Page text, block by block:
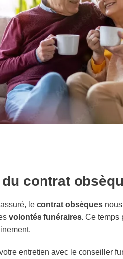
contrat
le contrat obsèques
volontés funéraires. Ce temps
entretien avec le conseiller